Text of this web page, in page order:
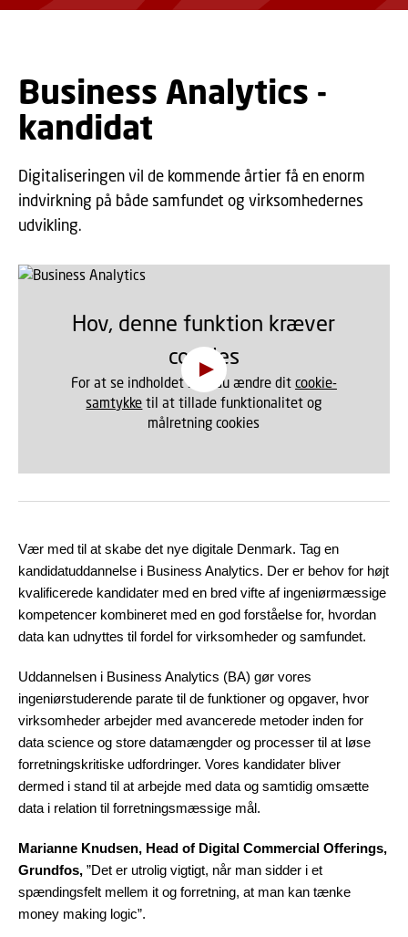
Business Analytics -
kandidat
Digitaliseringen vil de kommende årtier få en enorm
indvirkning på både samfundet og virksomhedernes
udvikling.
Hov, denne funktion kræver
cookies
For at se indholdet skal du ændre dit cookie-
samtykke til at tillade funktionalitet og
målretning cookies
Vær med til at skabe det nye digitale Denmark. Tag en
kandidatuddannelse i Business Analytics. Der er behov for højt
kvalificerede kandidater med en bred vifte af ingeniørmæssige
kompetencer kombineret med en god forståelse for, hvordan
data kan udnyttes til fordel for virksomheder og samfundet.
Uddannelsen i Business Analytics (BA) gør vores
ingeniørstuderende parate til de funktioner og opgaver, hvor
virksomheder arbejder med avancerede metoder inden for
data science og store datamængder og processer til at løse
forretningskritiske udfordringer. Vores kandidater bliver
dermed i stand til at arbejde med data og samtidig omsætte
data i relation til forretningsmæssige mål.
Marianne Knudsen, Head of Digital Commercial Offerings,
Grundfos, ”Det er utrolig vigtigt, når man sidder i et
spændingsfelt mellem it og forretning, at man kan tænke
money making logic”.